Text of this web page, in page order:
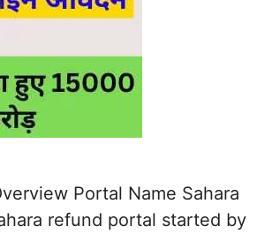
Portal Name Sahara
refund portal started by